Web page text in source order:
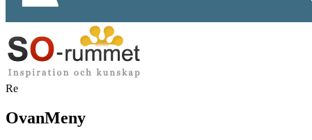
Re
OvanMeny